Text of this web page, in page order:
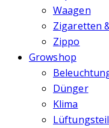
Waagen
Zigaretten
Zippo
Growshop
Dünger
Klima